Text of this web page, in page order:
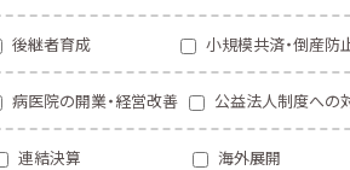
後継者育成 小規模共済・倒産防
病医院の開業・経営改善 公益法人制度への
連結決算 海外展開